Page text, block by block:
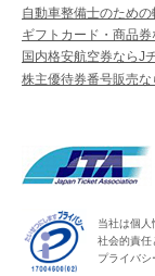
自動車整備士のため
ギフトカード・商品
国内格安航空券ならJ
株主優待券番号販売な
当社は個人
社会的責任
プライバシ